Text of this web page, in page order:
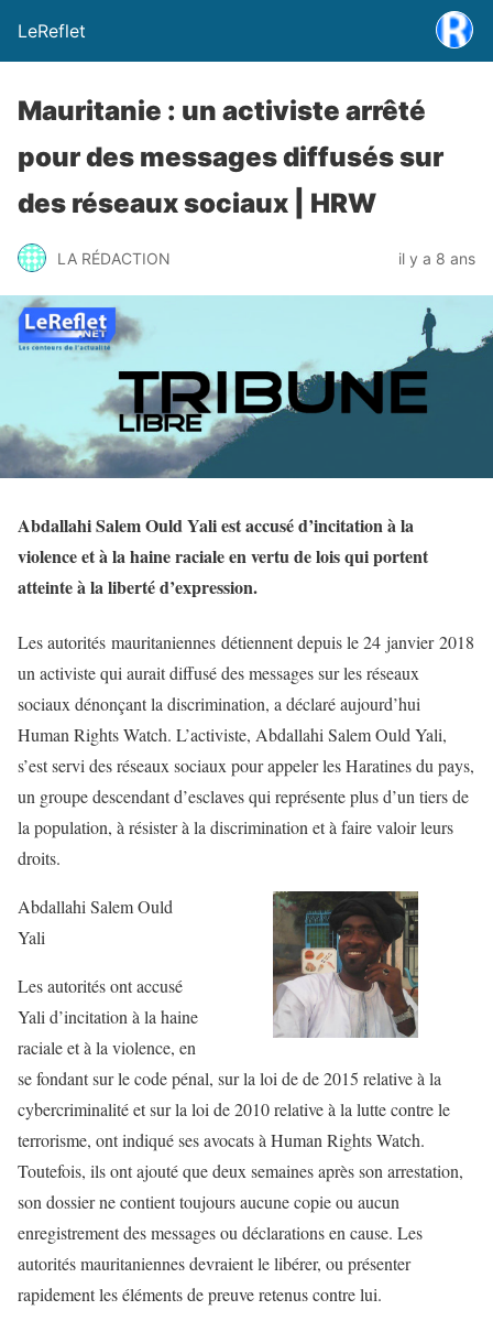
LeReflet
Mauritanie : un activiste arrêté
pour des messages diffusés sur
des réseaux sociaux | HRW
LA RÉDACTION il y a 8 ans
Abdallahi Salem Ould Yali est accusé d’incitation à la
violence et à la haine raciale en vertu de lois qui portent
atteinte à la liberté d’expression.
Les autorités mauritaniennes détiennent depuis le 24 janvier 2018
un activiste qui aurait diffusé des messages sur les réseaux
sociaux dénonçant la discrimination, a déclaré aujourd’hui
Human Rights Watch. L’activiste, Abdallahi Salem Ould Yali,
s’est servi des réseaux sociaux pour appeler les Haratines du pays,
un groupe descendant d’esclaves qui représente plus d’un tiers de
la population, à résister à la discrimination et à faire valoir leurs
droits.
Abdallahi Salem Ould
Yali
Les autorités ont accusé
Yali d’incitation à la haine
raciale et à la violence, en
se fondant sur le code pénal, sur la loi de de 2015 relative à la
cybercriminalité et sur la loi de 2010 relative à la lutte contre le
terrorisme, ont indiqué ses avocats à Human Rights Watch.
Toutefois, ils ont ajouté que deux semaines après son arrestation,
son dossier ne contient toujours aucune copie ou aucun
enregistrement des messages ou déclarations en cause. Les
autorités mauritaniennes devraient le libérer, ou présenter
rapidement les éléments de preuve retenus contre lui.